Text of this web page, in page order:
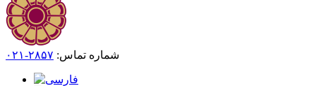
شماره تماس: ۲۸۵۷-۰۲۱